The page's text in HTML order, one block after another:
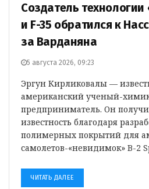
Создатель технологии
и F-35 обратился к
за Варданяна
5 августа 2026, 09:23
Эргун Кирликовалы —
американский ученый-
предприниматель. Он
известность благодаря
полимерных покрытий для
самолетов-«невидимок» B-2
ЧИТАТЬ ДАЛЕЕ